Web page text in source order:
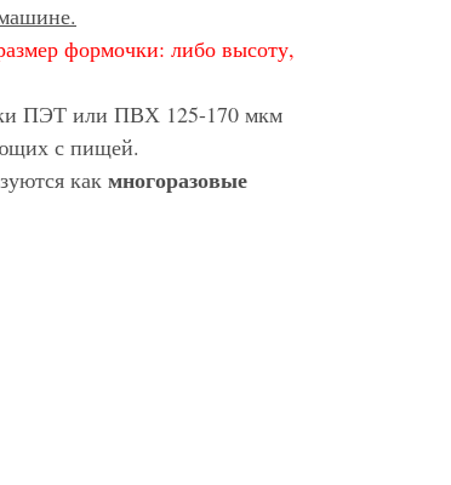
формочки: либо высоту,
ПЭТ или ПВХ 125-170 мкм
с пищей.
как многоразовые